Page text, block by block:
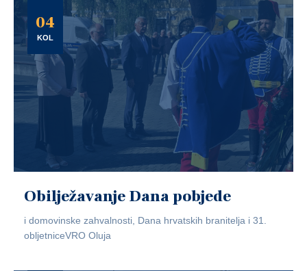
04
KOL
Obilježavanje Dana pobjede
i domovinske zahvalnosti, Dana hrvatskih branitelja i 31.
obljetniceVRO Oluja